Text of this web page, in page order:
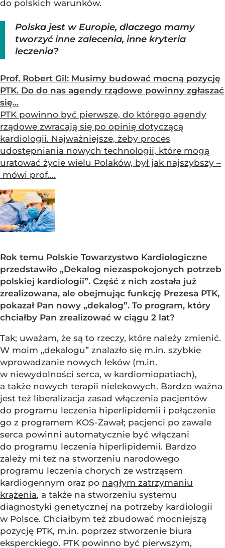
do polskich warunków.
Polska jest w Europie, dlaczego mamy
tworzyć inne zalecenia, inne kryteria
leczenia?
Prof. Robert Gil: Musimy budować mocną pozycję
PTK. Do do nas agendy rządowe powinny zgłaszać
się...
PTK powinno być pierwsze, do którego agendy
rządowe zwracają się po opinię dotyczącą
kardiologii. Najważniejsze, żeby proces
udostępniania nowych technologii, które mogą
uratować życie wielu Polaków, był jak najszybszy –
mówi prof....
Rok temu Polskie Towarzystwo Kardiologiczne
przedstawiło „Dekalog niezaspokojonych potrzeb
polskiej kardiologii”. Część z nich została już
zrealizowana, ale obejmując funkcję Prezesa PTK,
pokazał Pan nowy „dekalog”. To program, który
chciałby Pan zrealizować w ciągu 2 lat?
Tak; uważam, że są to rzeczy, które należy zmienić.
W moim „dekalogu” znalazło się m.in. szybkie
wprowadzanie nowych leków (m.in.
w niewydolności serca, w kardiomiopatiach),
a także nowych terapii nielekowych. Bardzo ważna
jest też liberalizacja zasad włączenia pacjentów
do programu leczenia hiperlipidemii i połączenie
go z programem KOS-Zawał; pacjenci po zawale
serca powinni automatycznie być włączani
do programu leczenia hiperlipidemii. Bardzo
zależy mi też na stworzeniu narodowego
programu leczenia chorych ze wstrząsem
kardiogennym oraz po nagłym zatrzymaniu
krążenia, a także na stworzeniu systemu
diagnostyki genetycznej na potrzeby kardiologii
w Polsce. Chciałbym też zbudować mocniejszą
pozycję PTK, m.in. poprzez stworzenie biura
eksperckiego. PTK powinno być pierwszym,